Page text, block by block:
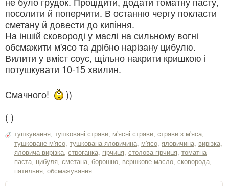
посолити й поперчити. В останню чергу покласти
сметану й довести до кипіння.
На іншій сковороді у маслі на сильному вогні
обсмажити м'ясо та дрібно нарізану цибулю.
Вилити у вміст соус, щільно накрити кришкою і
потушкувати 10-15 хвилин.
Смачного!
))
( )
тушкування тушковані страви м'ясні страви страви з м'яса
тушковане м'ясо тушкована яловичина м'ясо яловичина вирізка
яловича вирізка строганка гірчиця столова гірчиця томатна
паста цибуля сметана борошно вершкове масло сковорода
пательня обсмажування